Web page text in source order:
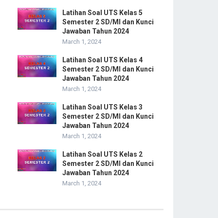
Latihan Soal UTS Kelas 5
Semester 2 SD/MI dan Kunci
Jawaban Tahun 2024
March 1, 2024
Latihan Soal UTS Kelas 4
Semester 2 SD/MI dan Kunci
Jawaban Tahun 2024
March 1, 2024
Latihan Soal UTS Kelas 3
Semester 2 SD/MI dan Kunci
Jawaban Tahun 2024
March 1, 2024
Latihan Soal UTS Kelas 2
Semester 2 SD/MI dan Kunci
Jawaban Tahun 2024
March 1, 2024